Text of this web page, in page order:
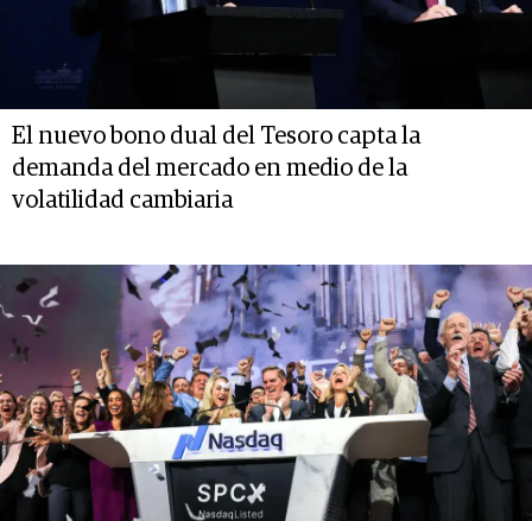
El nuevo bono dual del Tesoro capta la
demanda del mercado en medio de la
volatilidad cambiaria